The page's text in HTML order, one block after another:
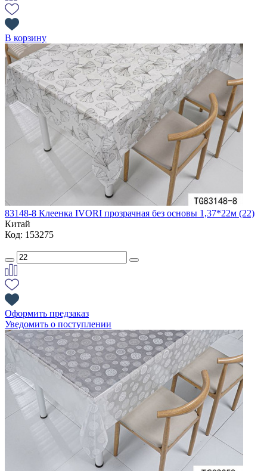
В корзину
83148-8 Клеенка IVORI прозрачная без основы 1,37*22м (22)
Китай
Код: 153275
Оформить предзаказ
Уведомить о поступлении